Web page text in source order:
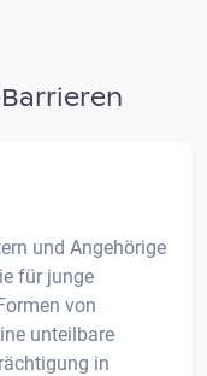
und Angehörige
für junge
von
unteilbare
in